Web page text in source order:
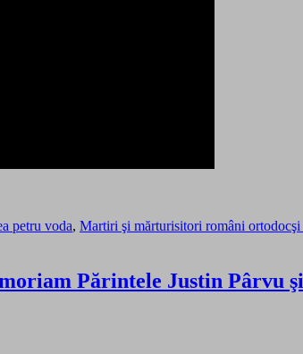
petru voda, Martiri şi mărturisitori români
Părintele Justin